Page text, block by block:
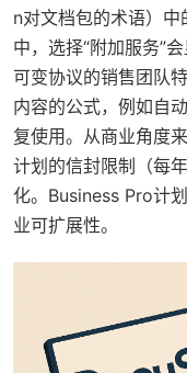
n对文档包的术语）
中，选择“附加服务”
可变协议的销售团队
内容的公式，例如自
复使用。从商业角度
计划的信封限制（每
化。Business Pro计
业可扩展性。